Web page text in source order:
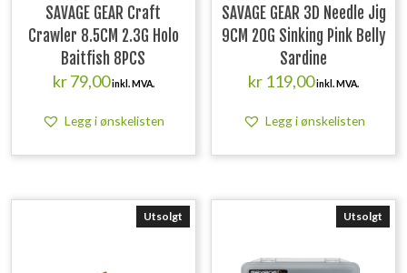
SAVAGE GEAR Craft
Crawler 8.5CM 2.3G Holo
Baitfish 8PCS
kr79,00inkl. MVA.
Legg i ønskelisten
SAVAGE GEAR 3D Needle Jig
9CM 20G Sinking Pink Belly
Sardine
kr 119,00inkl. MVA.
Legg i ønskelisten
Utsolgt Utsolgt